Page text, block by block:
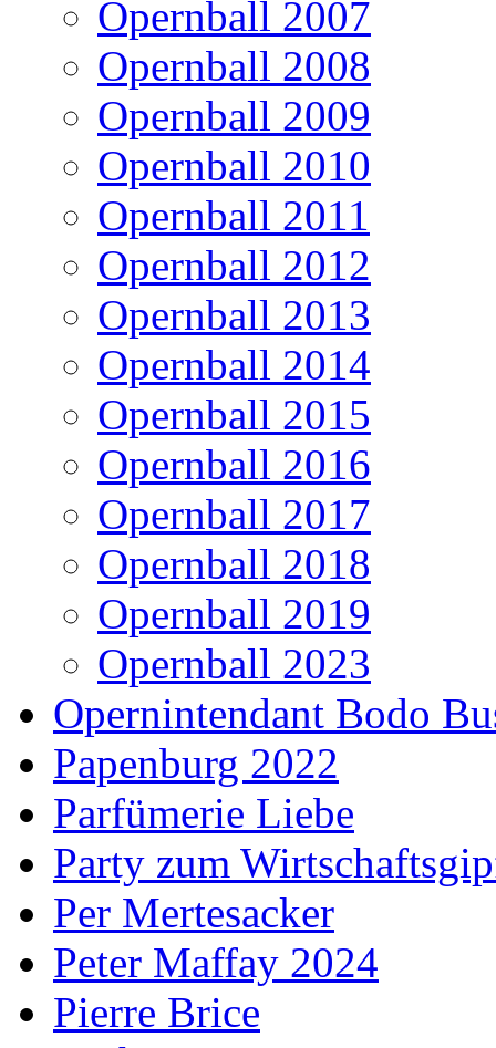
Opernball 2007
Opernball 2008
Opernball 2009
Opernball 2010
Opernball 2011
Opernball 2012
Opernball 2013
Opernball 2014
Opernball 2015
Opernball 2016
Opernball 2017
Opernball 2018
Opernball 2019
Opernball 2023
Opernintendant Bodo
Papenburg 2022
Parfümerie Liebe
Party zum
Per Mertesacker
Peter Maffay 2024
Pierre Brice